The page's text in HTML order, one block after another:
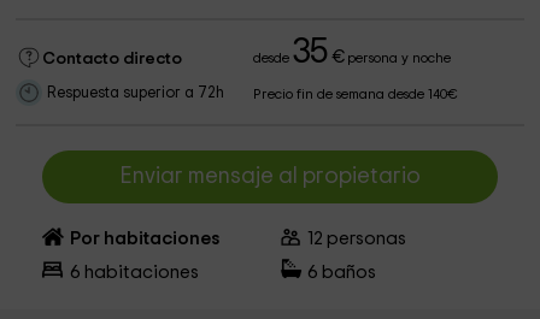
Contacto directo desde35 €persona y noche
Respuesta superior a 72h Precio fin de semana desde 140€
Enviar mensaje al propietario
Por habitaciones 12 personas
6 habitaciones 6 baños